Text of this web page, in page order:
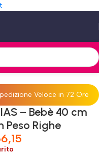
Peso Righe
Veloce in 72 Ore
– Bebè 40 cm
Peso Righe